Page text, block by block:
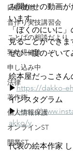
口腔機能
音作り実技講習会
ことばの相談だより
乳幼児健診
申し込み中
法律
著作権
個人情報保護
オンラインST
開業ST
み聞かせの動画
います。
「ぼくのにいに
見ることができま
ぜひ一度のぞいて
絵本屋だっこさ
▶︎https://dakko-
インスタグラム
▶︎https://
akko/v
代表の絵本作家